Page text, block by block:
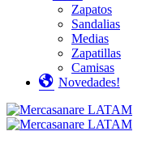
Zapatos
Sandalias
Medias
Zapatillas
Camisas
Novedades!